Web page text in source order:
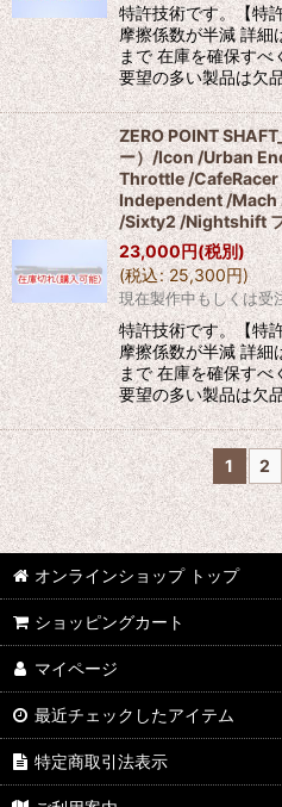
特許技術です。【特
摩擦係数が半減 詳
まで 在庫を確保すべ
要望の多い製品は欠
ZERO POINT
ー）/Icon /Urban
Throttle /
Independent /
/Sixty2 /Nightshift
23,000円(税別)
(税込: 25,300円)
現在製作中もしくは受
特許技術です。【特
摩擦係数が半減 詳
まで 在庫を確保すべ
要望の多い製品は欠
1 2
オンラインショップ トップ
ショッピングカート
マイページ
最近チェックしたアイテム
特定商取引法表示